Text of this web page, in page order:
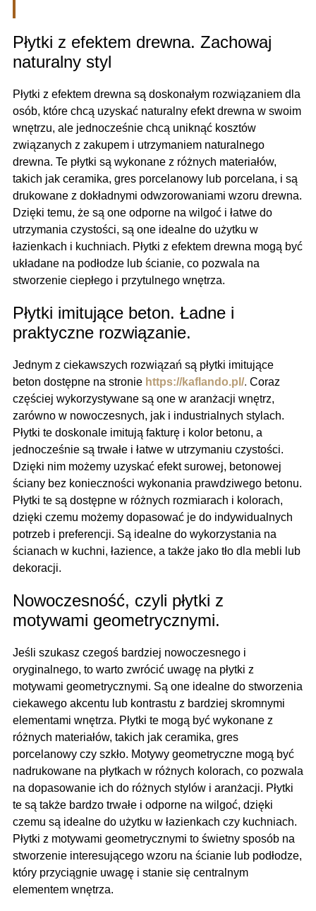
Płytki z efektem drewna. Zachowaj
naturalny styl
Płytki z efektem drewna są doskonałym rozwiązaniem dla
osób, które chcą uzyskać naturalny efekt drewna w swoim
wnętrzu, ale jednocześnie chcą uniknąć kosztów
związanych z zakupem i utrzymaniem naturalnego
drewna. Te płytki są wykonane z różnych materiałów,
takich jak ceramika, gres porcelanowy lub porcelana, i są
drukowane z dokładnymi odwzorowaniami wzoru drewna.
Dzięki temu, że są one odporne na wilgoć i łatwe do
utrzymania czystości, są one idealne do użytku w
łazienkach i kuchniach. Płytki z efektem drewna mogą być
układane na podłodze lub ścianie, co pozwala na
stworzenie ciepłego i przytulnego wnętrza.
Płytki imitujące beton. Ładne i
praktyczne rozwiązanie.
Jednym z ciekawszych rozwiązań są płytki imitujące
beton dostępne na stronie https://kaflando.pl/. Coraz
częściej wykorzystywane są one w aranżacji wnętrz,
zarówno w nowoczesnych, jak i industrialnych stylach.
Płytki te doskonale imitują fakturę i kolor betonu, a
jednocześnie są trwałe i łatwe w utrzymaniu czystości.
Dzięki nim możemy uzyskać efekt surowej, betonowej
ściany bez konieczności wykonania prawdziwego betonu.
Płytki te są dostępne w różnych rozmiarach i kolorach,
dzięki czemu możemy dopasować je do indywidualnych
potrzeb i preferencji. Są idealne do wykorzystania na
ścianach w kuchni, łazience, a także jako tło dla mebli lub
dekoracji.
Nowoczesność, czyli płytki z
motywami geometrycznymi.
Jeśli szukasz czegoś bardziej nowoczesnego i
oryginalnego, to warto zwrócić uwagę na płytki z
motywami geometrycznymi. Są one idealne do stworzenia
ciekawego akcentu lub kontrastu z bardziej skromnymi
elementami wnętrza. Płytki te mogą być wykonane z
różnych materiałów, takich jak ceramika, gres
porcelanowy czy szkło. Motywy geometryczne mogą być
nadrukowane na płytkach w różnych kolorach, co pozwala
na dopasowanie ich do różnych stylów i aranżacji. Płytki
te są także bardzo trwałe i odporne na wilgoć, dzięki
czemu są idealne do użytku w łazienkach czy kuchniach.
Płytki z motywami geometrycznymi to świetny sposób na
stworzenie interesującego wzoru na ścianie lub podłodze,
który przyciągnie uwagę i stanie się centralnym
elementem wnętrza.